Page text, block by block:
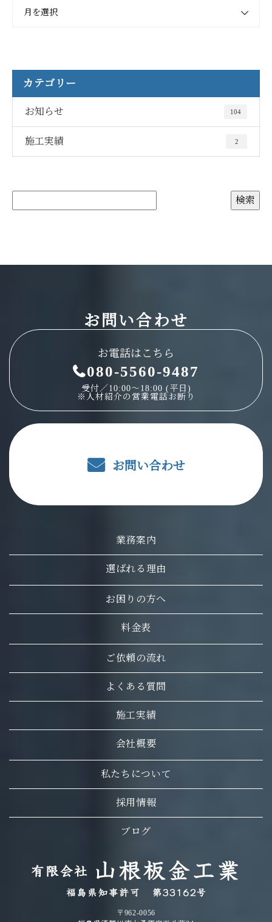
月を選択
カテゴリー
お知らせ 104
施工実績 2
お問い合わせ
お電話はこちら
080-5560-9487
受付／10:00～18:00 (平日)
※人材紹介の営業電話お断り
お問い合わせ
業務案内
選ばれる理由
お困りの方へ
料金表
ご依頼の流れ
よくある質問
施工実績
会社概要
私たちについて
採用情報
ブログ
〒962-0056